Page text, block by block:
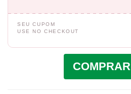
SEU CUPOM
USE NO CHECKOUT
COMPRAR